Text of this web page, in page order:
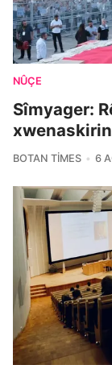
NÛÇE
Sîmyager:
BOTAN TIMES 6